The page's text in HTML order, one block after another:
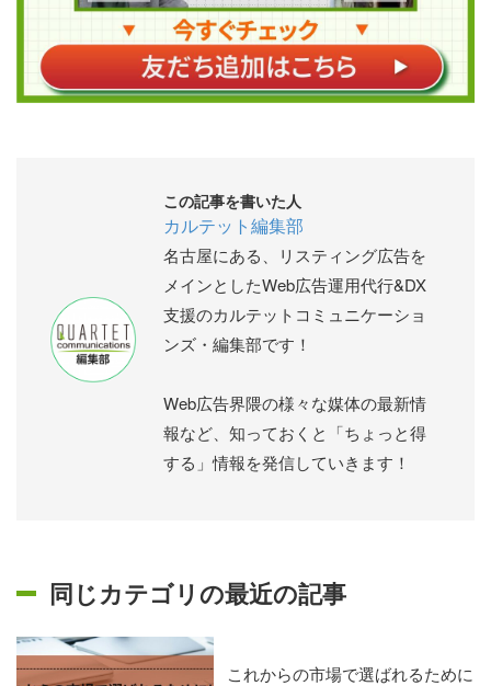
この記事を書いた人
カルテット編集部
名古屋にある、リスティング広告を
メインとしたWeb広告運用代行&DX
支援のカルテットコミュニケーショ
ンズ・編集部です！
Web広告界隈の様々な媒体の最新情
報など、知っておくと「ちょっと得
する」情報を発信していきます！
同じカテゴリの最近の記事
これからの市場で選ばれるために